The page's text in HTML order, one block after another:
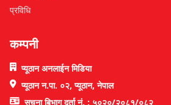
प्रविधि
कम्पनी
प्यूठान अनलाईन मिडिया
प्यूठान न.पा. ०२, प्यूठान, नेपाल
सूचना बिभाग दर्ता नं. : ५०२०/२०८१/०८२